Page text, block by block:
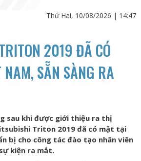
Thứ Hai, 10/08/2026 | 14:47
2019 ĐÃ CÓ
SẴN SÀNG RA
sau khi được giới thiệu ra thị
Triton 2019 đã có mặt tại
bị cho công tác đào tạo nhân viên
kiện ra mắt.